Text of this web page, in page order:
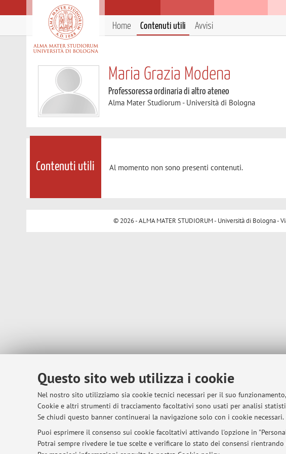
Questo sito web utilizza i cookie
Nel nostro sito utilizziamo sia cookie tecnici necessari per il suo
Cookie e altri strumenti di tracciamento facoltativi sono usati per analisi
Se chiudi questo banner continuerai la navigazione solo con i cookie necessari.
Puoi esprimere il consenso sui cookie facoltativi attivando l'opzione in
Potrai sempre rivedere le tue scelte e verificare lo stato dei consensi
Home Contenuti utili Avvisi
Maria Grazia Modena
Professoressa ordinaria di altro ateneo
Alma Mater Studiorum - Università di Bologna
Contenuti utili Al momento non sono presenti contenuti.
© 2026 - ALMA MATER STUDIORUM - Università di Bologna -